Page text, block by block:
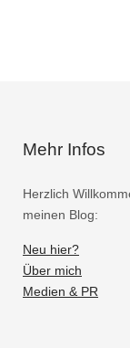
Mehr Infos
Herzlich
meinen Blog:
Neu hier?
Über mich
Medien & PR